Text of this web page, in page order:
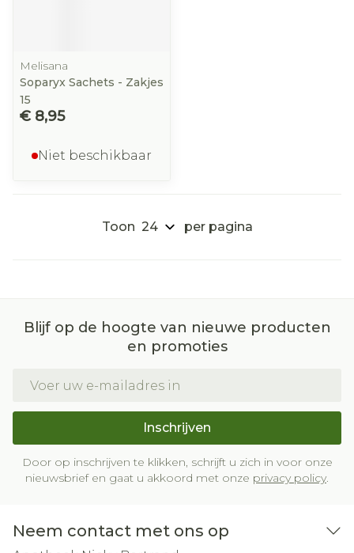
Melisana
Soparyx Sachets - Zakjes
15
€ 8,95
Niet beschikbaar
Toon per pagina
Blijf op de hoogte van nieuwe producten
en promoties
Inschrijven
Door op inschrijven te klikken, schrijft u zich in voor onze
nieuwsbrief en gaat u akkoord met onze privacy policy.
Neem contact met ons op